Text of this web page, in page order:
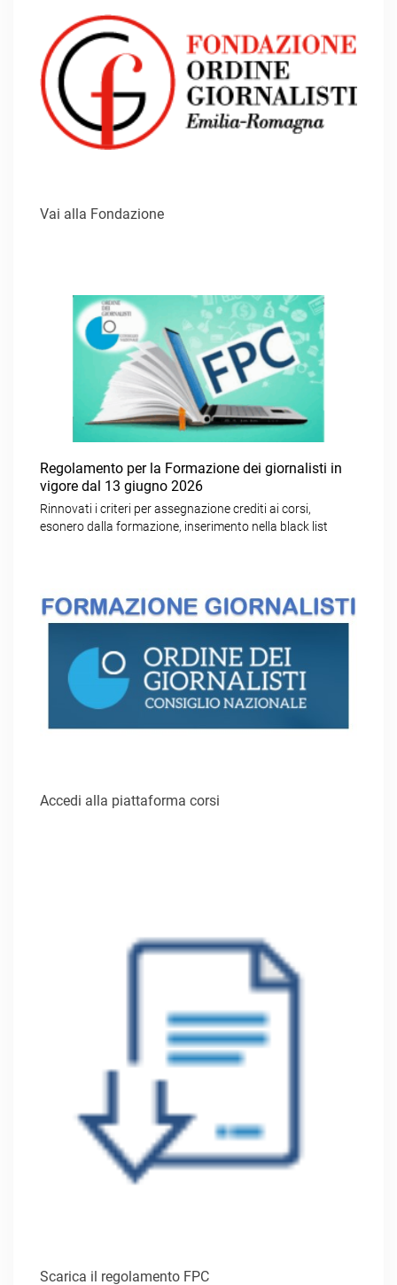
Vai alla Fondazione
Regolamento per la Formazione dei giornalisti in
vigore dal 13 giugno 2026
Rinnovati i criteri per assegnazione crediti ai corsi,
esonero dalla formazione, inserimento nella black list
Accedi alla piattaforma corsi
Scarica il regolamento FPC